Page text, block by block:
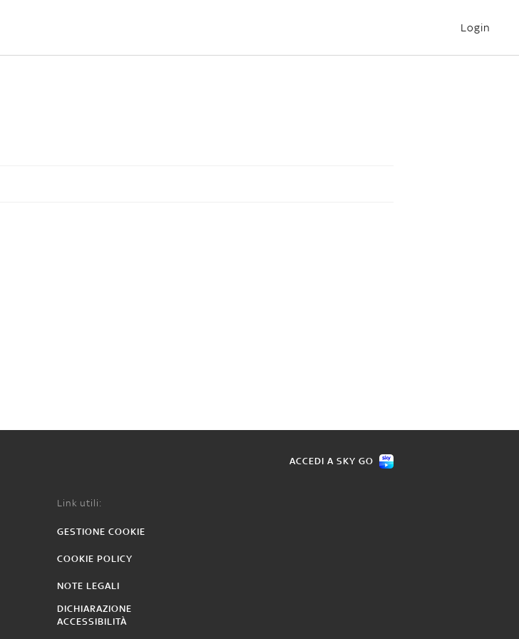
Login
ACCEDI A SKY GO
Link utili:
GESTIONE COOKIE
COOKIE POLICY
NOTE LEGALI
DICHIARAZIONE
ACCESSIBILITÀ